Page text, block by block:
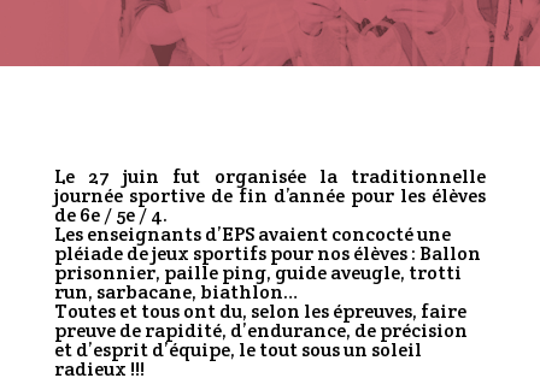
Le 27 juin fut organisée la traditionnelle
journée sportive de fin d’année pour les élèves
de 6e / 5e / 4.
Les enseignants d’EPS avaient concocté une
pléiade de jeux sportifs pour nos élèves : Ballon
prisonnier, paille ping, guide aveugle, trotti
run, sarbacane, biathlon…
Toutes et tous ont du, selon les épreuves, faire
preuve de rapidité, d’endurance, de précision
et d’esprit d’équipe, le tout sous un soleil
radieux !!!